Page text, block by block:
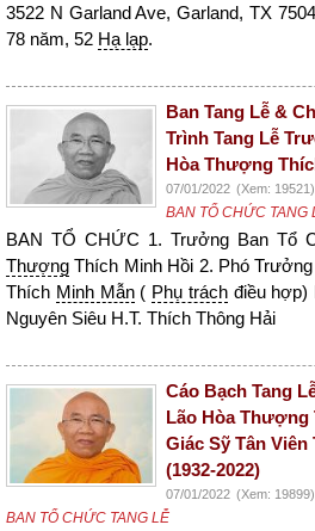
3522 N Garland Ave, Garland, TX
78 năm, 52 Hạ lạp.
Ban Tang Lễ &
Trình Tang Lễ
Hòa Thượng
07/01/2022 (Xem: 19521)
BAN TỔ CHỨC TANG
BAN TỔ CHỨC 1. Trưởng Ban Tổ
Thượng Thích Minh Hồi 2. Phó Trưởng
Thích Minh Mẫn( Phụ tráchđiều hợp)
Nguyên Siêu H.T. Thích Thông Hải
Cáo Bạch Tang
Lão Hòa Thượng
Giác Sỹ Tân Viên
(1932-2022)
07/01/2022 (Xem: 19899)
BAN TỔ CHỨC TANG LỄ